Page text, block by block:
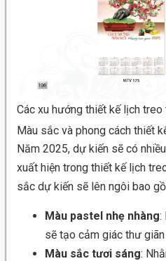
Các xu hướng thiết kế lịch
Màu sắc và phong cách thiết
Năm 2025, dự kiến sẽ có
xuất hiện trong thiết kế lịch
sắc dự kiến sẽ lên ngôi bao
Màu pastel nhẹ nhàng:
sẽ tạo cảm giác thư
Màu sắc tươi sáng: